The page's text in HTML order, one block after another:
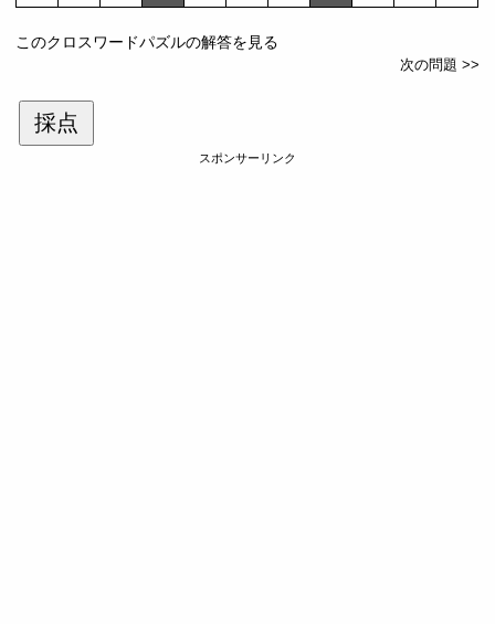
このクロスワードパズルの解答を見る
次の問題 >>
採点
スポンサーリンク